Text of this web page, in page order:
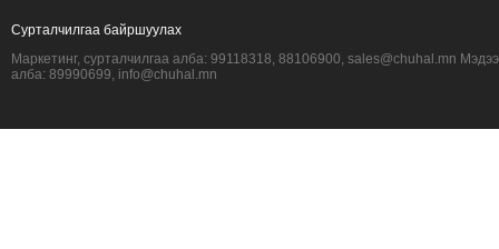
Сурталчилгаа байршуулах
Маркетинг, сурталчилгаа алба: 99118318, 88106900, sales@chuhal.mn
алба: 89990699, info@chuhal.mn